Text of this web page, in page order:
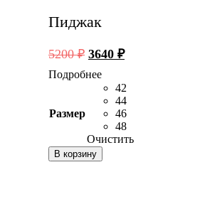
Пиджак
5200₽ Первоначальная
составляла
5200 ₽.
3640 ₽Текущая
3640 ₽.
Подробнее
Размер
42
44
46
48
Очистить
В корзину